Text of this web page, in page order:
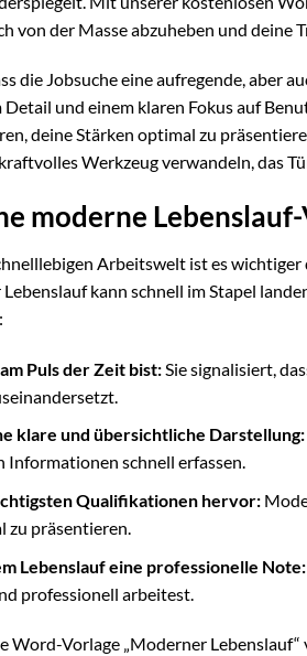
von der Masse abzuheben und deine
die Jobsuche eine aufregende, aber
Detail und einem klaren Fokus auf
deine Stärken optimal zu
Werkzeug verwandeln, das
moderne Lebenslauf-
Arbeitswelt ist es
kann schnell im Stapel
Puls der Zeit bist:Sie signalisiert,
klare und übersichtliche Darstellung:
Informationen schnell erfassen.
Qualifikationen hervor:
zu präsentieren.
Lebenslauf eine professionelle Note:
professionell arbeitest.
Word-Vorlage „Moderner